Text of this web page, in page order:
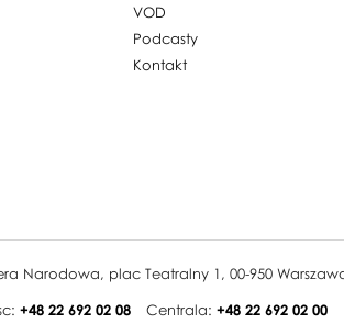
VOD
Podcasty
Kontakt
Narodowa, plac Teatralny 1, 00-950
+48 22 692 02 08 Centrala: +48 22 692 02 00